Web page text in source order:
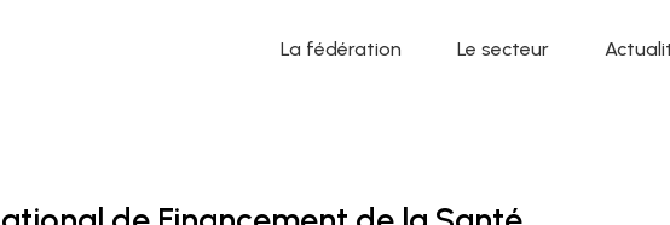
La fédération Le secteur